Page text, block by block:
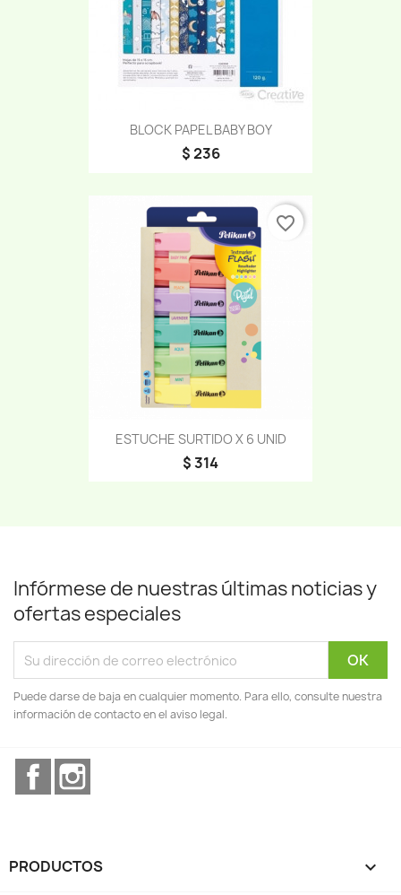
BLOCK PAPEL BABY BOY
$ 236
ESTUCHE SURTIDO X 6 UNID
$ 314
favorite_border
Infórmese de nuestras últimas noticias y
ofertas especiales
Puede darse de baja en cualquier momento. Para ello, consulte nuestra
información de contacto en el aviso legal.
Facebook
PRODUCTOS 